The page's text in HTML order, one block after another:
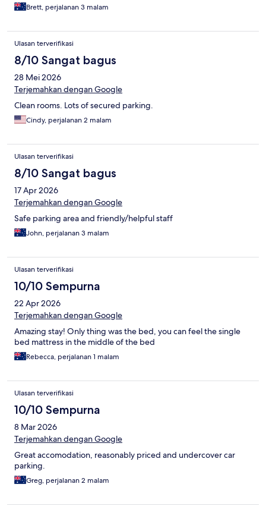
Brett, perjalanan 3 malam
Ulasan terverifikasi
8/10 Sangat bagus
28 Mei 2026
Terjemahkan dengan Google
Clean rooms. Lots of secured parking.
Cindy, perjalanan 2 malam
Ulasan terverifikasi
8/10 Sangat bagus
17 Apr 2026
Terjemahkan dengan Google
Safe parking area and friendly/helpful staff
John, perjalanan 3 malam
Ulasan terverifikasi
10/10 Sempurna
22 Apr 2026
Terjemahkan dengan Google
Amazing stay! Only thing was the bed, you can feel the single
bed mattress in the middle of the bed
Rebecca, perjalanan 1 malam
Ulasan terverifikasi
10/10 Sempurna
8 Mar 2026
Terjemahkan dengan Google
Great accomodation, reasonably priced and undercover car
parking.
Greg, perjalanan 2 malam